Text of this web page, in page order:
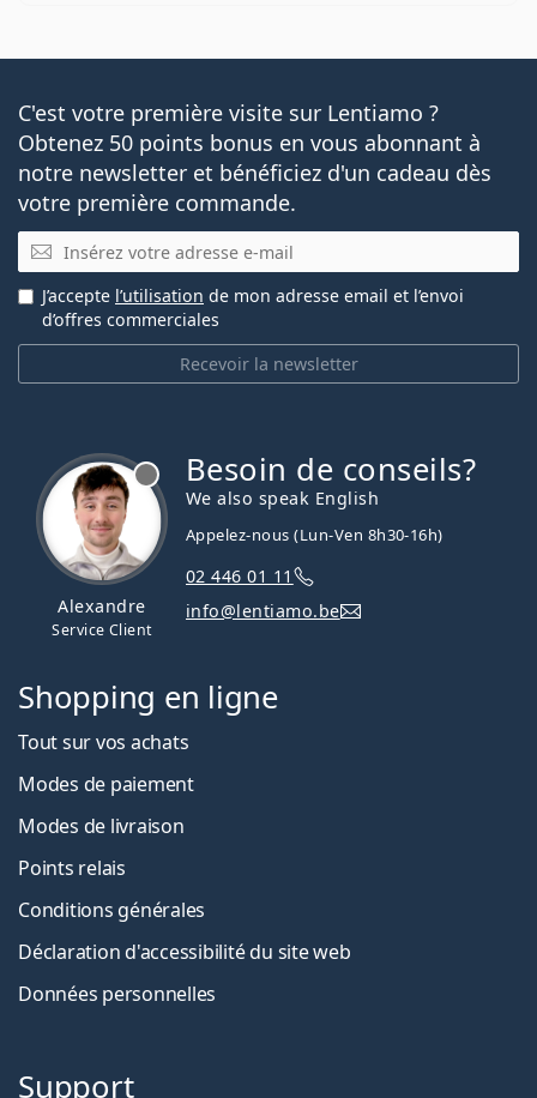
C'est votre première visite sur Lentiamo ?
Obtenez 50 points bonus en vous abonnant à
notre newsletter et bénéficiez d'un cadeau dès
votre première commande.
E-mail
Recevoir la newsletter
J’accepte l’utilisation de mon adresse email et l’envoi
d’offres commerciales
Alexandre
Service Client
Besoin de conseils?
We also speak English
Appelez-nous (Lun-Ven 8h30-16h)
02 446 01 11
info@lentiamo.be
Shopping en ligne
Tout sur vos achats
Modes de paiement
Modes de livraison
Points relais
Conditions générales
Déclaration d'accessibilité du site web
Données personnelles
Support